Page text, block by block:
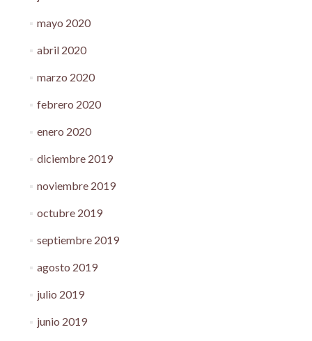
mayo 2020
abril 2020
marzo 2020
febrero 2020
enero 2020
diciembre 2019
noviembre 2019
octubre 2019
septiembre 2019
agosto 2019
julio 2019
junio 2019